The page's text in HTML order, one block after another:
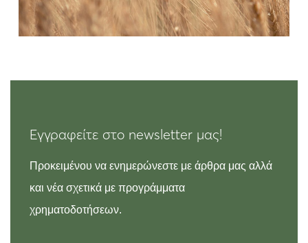
Εγγραφείτε στο newsletter μας!
Προκειμένου να ενημερώνεστε με άρθρα μας αλλά
και νέα σχετικά με προγράμματα
χρηματοδοτήσεων.